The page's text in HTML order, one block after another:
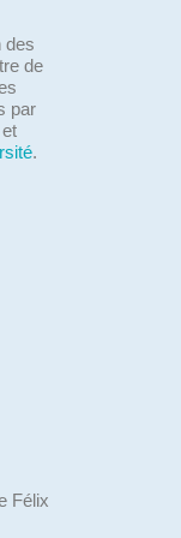
des
de
par
et
.
Félix